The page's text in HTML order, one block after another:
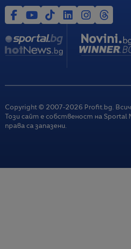
Copyright © 2007-2026 Profit.bg.
Този сайт е собственост на Sportal
права са запазени.